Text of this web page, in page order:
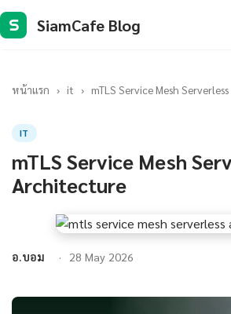
S SiamCafe Blog
หน้าแรก › it › mTLS Service Mesh
IT
mTLS Service Mesh
Architecture
อ.บอม 28 May 2026